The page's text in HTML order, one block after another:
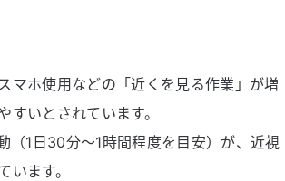
マホ使用などの「近くを見る作業」が増
いとされています。
1日30分～1時間程度を目安）が、近視
ます。